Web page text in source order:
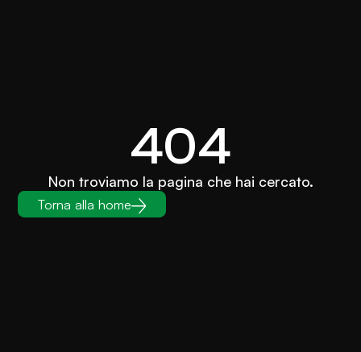
404
Non troviamo la pagina che hai cercato.
Torna alla home